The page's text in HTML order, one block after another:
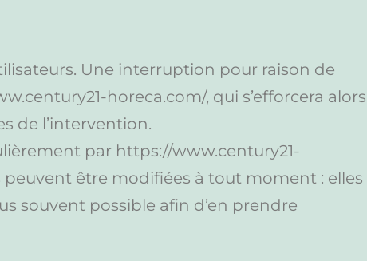
Une interruption pour raison de
horeca.com/, qui s’efforcera alors
de l’intervention.
par https://www.century21-
être modifiées à tout moment : elles
souvent possible afin d’en prendre